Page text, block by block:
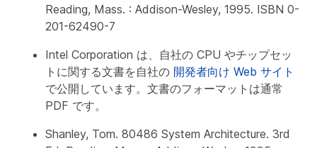
Reading, Mass. : Addison-Wesley, 1995. ISBN 0-
201-62490-7
Intel Corporation は、自社の CPU やチップセッ
トに関する文書を自社の 開発者向け Web サイト
で公開しています。文書のフォーマットは通常
PDF です。
Shanley, Tom. 80486 System Architecture. 3rd